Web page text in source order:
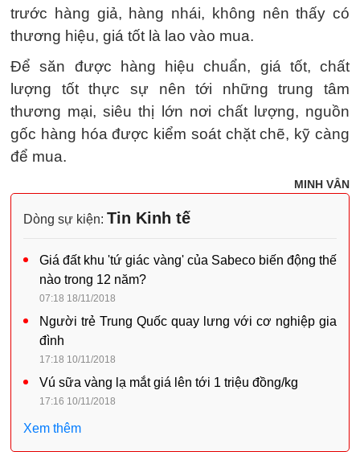
trước hàng giả, hàng nhái, không nên thấy có
thương hiệu, giá tốt là lao vào mua.
Để săn được hàng hiệu chuẩn, giá tốt, chất
lượng tốt thực sự nên tới những trung tâm
thương mại, siêu thị lớn nơi chất lượng, nguồn
gốc hàng hóa được kiểm soát chặt chẽ, kỹ càng
để mua.
MINH VÂN
Dòng sự kiện: Tin Kinh tế
Giá đất khu 'tứ giác vàng' của Sabeco biến động thế
nào trong 12 năm?
07:18 18/11/2018
Người trẻ Trung Quốc quay lưng với cơ nghiệp gia
đình
17:18 10/11/2018
Vú sữa vàng lạ mắt giá lên tới 1 triệu đồng/kg
17:16 10/11/2018
Xem thêm